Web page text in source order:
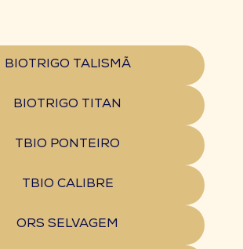
BIOTRIGO TALISMÃ
BIOTRIGO TITAN
TBIO PONTEIRO
TBIO CALIBRE
ORS SELVAGEM